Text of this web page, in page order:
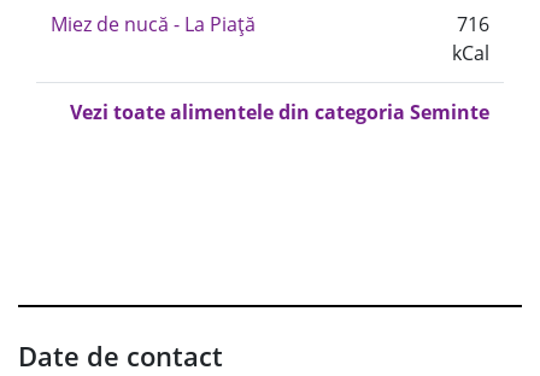
Miez de nucă - La Piață
716
kCal
Vezi toate alimentele din categoria Seminte
Date de contact